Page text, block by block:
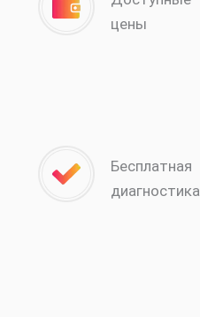
цены
Бесплатная
диагностика